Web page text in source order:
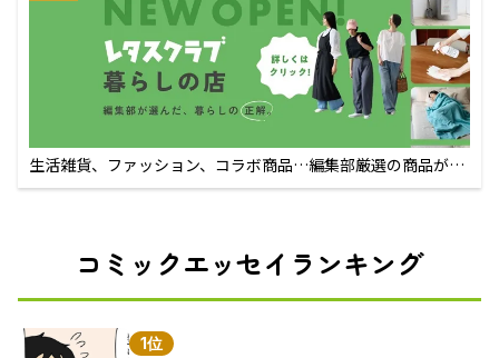
生活雑貨、ファッション、コラボ商品…編集部厳選の商品が買
えるECサイト
コミックエッセイランキング
1位